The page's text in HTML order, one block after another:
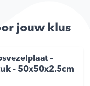
jouw klus
–
– 50x50x2,5cm